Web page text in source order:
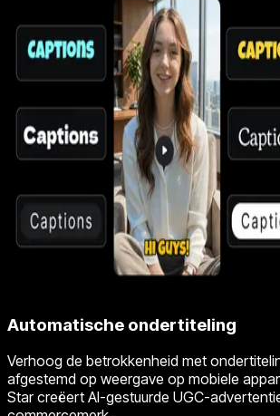
Automatische ondertiteling
Verhoog de betrokkenheid met
afgestemd op weergave op mobiele
Star creëert AI-gestuurde UGC-